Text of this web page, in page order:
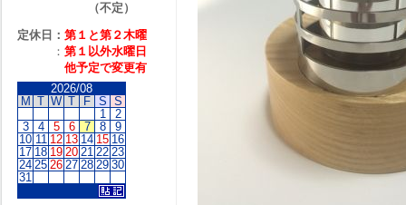
（不定）
定休日： 第１と第２木曜
： 第１以外水曜日
他予定で変更有
2026/08
M T W T F S S
1
2
3
4 5 6 7 8
9
10 11 12 13 14 15 16
17 18 19 20 21 22 23
24 25 26 27 28 29 30
31